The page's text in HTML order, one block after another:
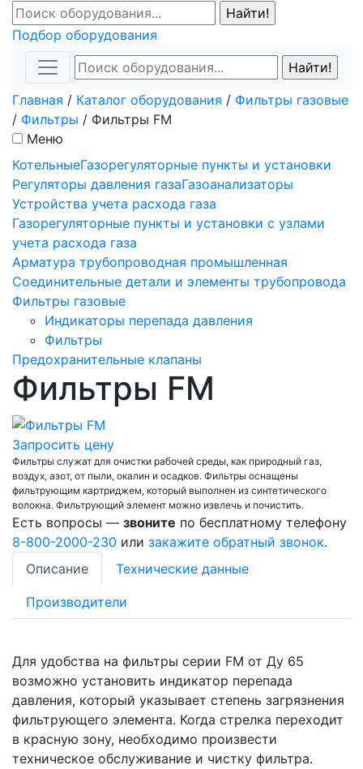
Подбор оборудования
Главная / Каталог оборудования / Фильтры газовые
/ Фильтры / Фильтры FM
Меню
КотельныеГазорегуляторные пункты и установки
Регуляторы давления газаГазоанализаторы
Устройства учета расхода газа
Газорегуляторные пункты и установки с узлами
учета расхода газа
Арматура трубопроводная промышленная
Соединительные детали и элементы трубопровода
Фильтры газовые
Индикаторы перепада давления
Фильтры
Предохранительные клапаны
Фильтры FM
Запросить цену
Фильтры служат для очистки рабочей среды, как природный газ,
воздух, азот, от пыли, окалин и осадков. Фильтры оснащены
фильтрующим картриджем, который выполнен из синтетического
волокна. Фильтрующий элемент можно извлечь и почистить.
Есть вопросы — звоните по бесплатному телефону
8-800-2000-230 или закажите обратный звонок.
Описание
Технические данные
Производители
Для удобства на фильтры серии FM от Ду 65
возможно установить индикатор перепада
давления, который указывает степень загрязнения
фильтрующего элемента. Когда стрелка переходит
в красную зону, необходимо произвести
техническое обслуживание и чистку фильтра.